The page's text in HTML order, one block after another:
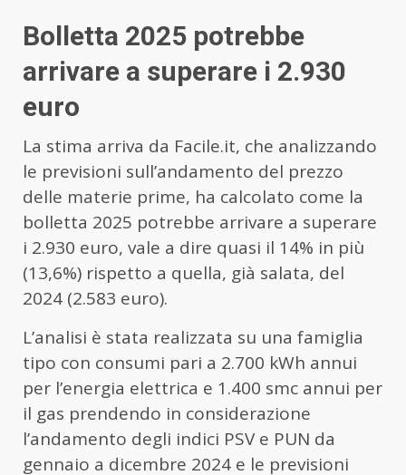
Bolletta 2025 potrebbe
arrivare a superare i 2.930
euro
La stima arriva da Facile.it, che analizzando
le previsioni sull’andamento del prezzo
delle materie prime, ha calcolato come la
bolletta 2025 potrebbe arrivare a superare
i 2.930 euro, vale a dire quasi il 14% in più
(13,6%) rispetto a quella, già salata, del
2024 (2.583 euro).
L’analisi è stata realizzata su una famiglia
tipo con consumi pari a 2.700 kWh annui
per l’energia elettrica e 1.400 smc annui per
il gas prendendo in considerazione
l’andamento degli indici PSV e PUN da
gennaio a dicembre 2024 e le previsioni